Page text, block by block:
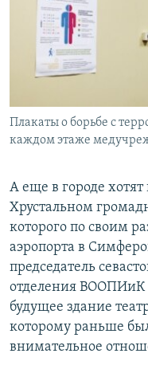
Плакаты о борьбе с
каждом этаже
А еще в городе
Хрустальном
которого по своим
аэропорта в
председатель
отделения ВООПИиК
будущее здание
которому раньше
внимательное